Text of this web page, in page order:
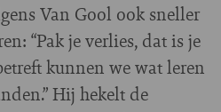
Van Gool ook sneller
“Pak je verlies, dat is je
kunnen we wat leren
Hij hekelt de